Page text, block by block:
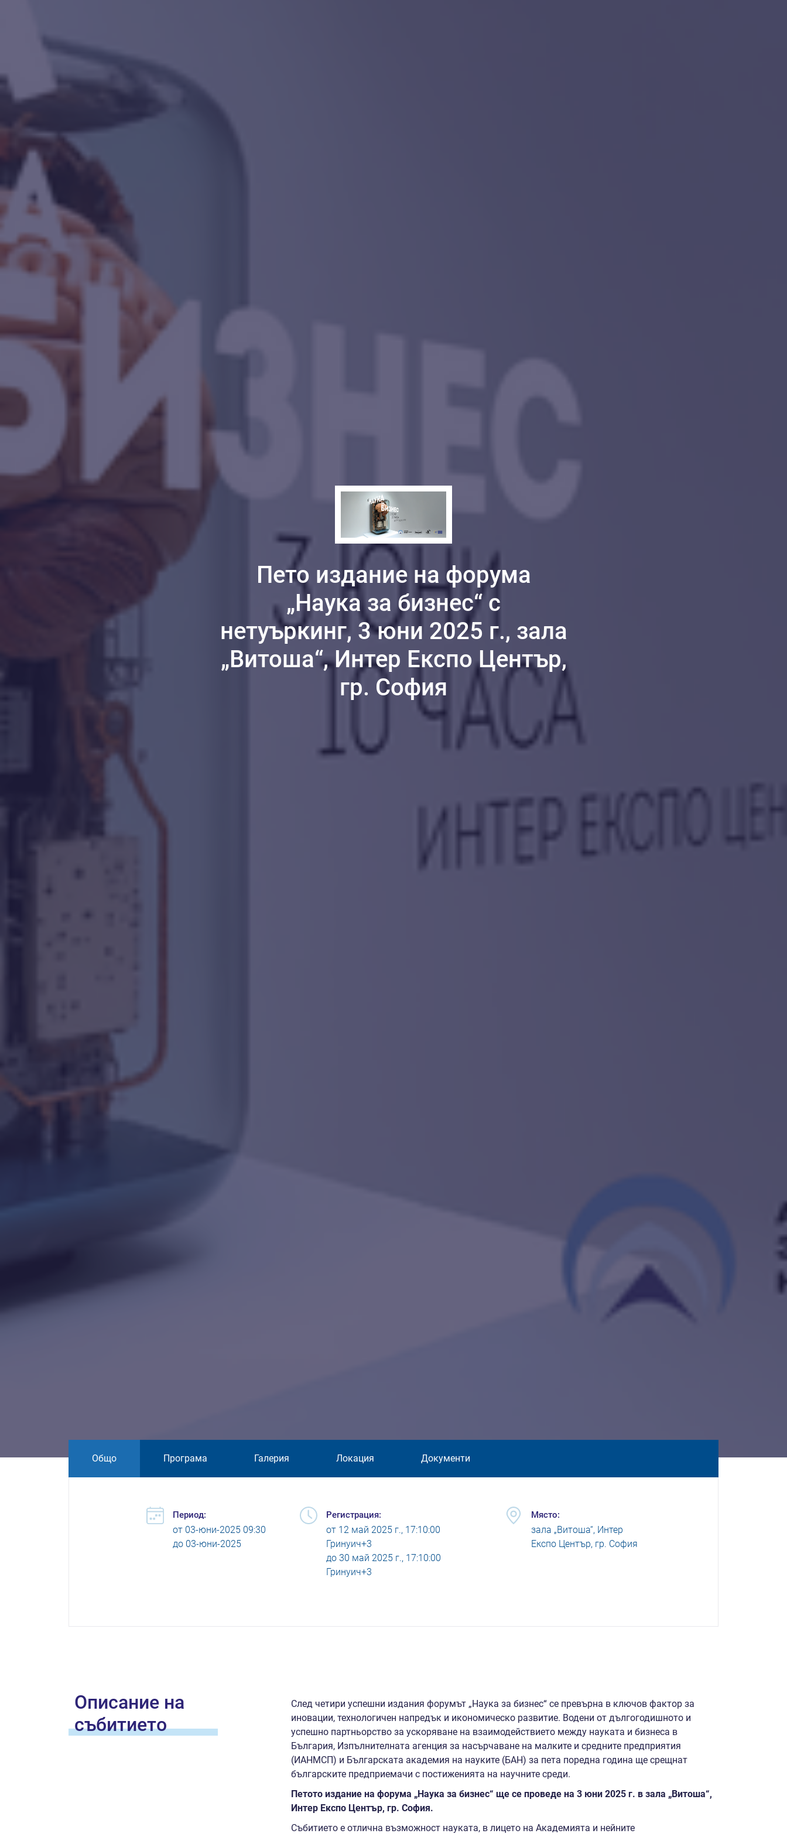
Пето издание на форума
„Наука за бизнес“ с
нетуъркинг, 3 юни 2025 г., зала
„Витоша“, Интер Експо Център,
гр. София
Общо Програма Галерия Локация Документи
Период:
от 03-юни-2025 09:30
до 03-юни-2025
Регистрация:
от 12 май 2025 г., 17:10:00
Гринуич+3
до30 май 2025 г., 17:10:00
Гринуич+3
Място:
зала „Витоша“, Интер
Експо Център, гр. София
Oписание на
събитието
След четири успешни издания форумът „Наука за бизнес“ се превърна в ключов фактор за
иновации, технологичен напредък и икономическо развитие. Водени от дългогодишното и
успешно партньорство за ускоряване на взаимодействието между науката и бизнеса в
България, Изпълнителната агенция за насърчаване на малките и средните предприятия
(ИАНМСП) и Българската академия на науките (БАН) за пета поредна година ще срещнат
българските предприемачи с постиженията на научните среди.
Петото издание на форума „Наука за бизнес“ ще се проведе на 3 юни 2025 г. в зала „Витоша“,
Интер Експо Център, гр. София.
Събитието е отлична възможност науката, в лицето на Академията и нейните